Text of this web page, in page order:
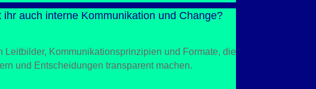
ihr auch interne Kommunikation und Change?
Leitbilder, Kommunikationsprinzipien und Formate, die
und Entscheidungen transparent machen.